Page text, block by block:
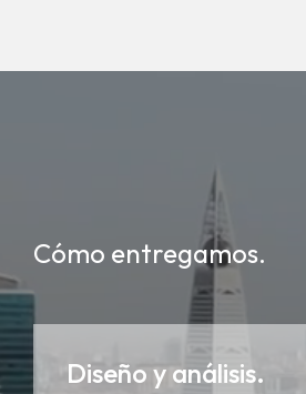
Cómo entregamos.
Diseño y análisis.